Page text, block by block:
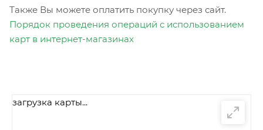
Также Вы можете оплатить покупку через сайт.
Порядок проведения операций с использованием
карт в интернет-магазинах
загрузка карты...